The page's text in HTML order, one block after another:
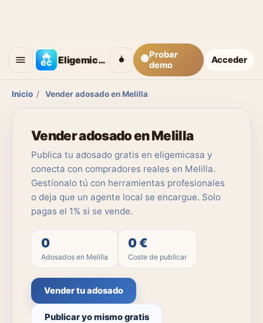
Eligemicasa 🟡Probar
demo
Acceder
Inicio / Vender adosado en Melilla
Vender adosado en Melilla
Publica tu adosado gratis en eligemicasa y
conecta con compradores reales en Melilla.
Gestíonalo tú con herramientas profesionales
o deja que un agente local se encargue. Solo
pagas el 1% si se vende.
0
Adosados en Melilla
0 €
Coste de publicar
Vender tu adosado
Publicar yo mismo gratis